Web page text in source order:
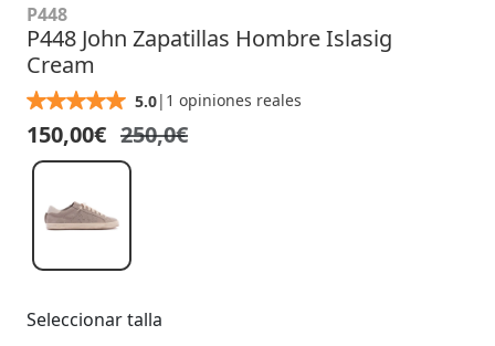
P448
P448 John Zapatillas Hombre Islasig
Cream
5.0| 1 opiniones reales
150,00€ 250,0€
Seleccionar talla